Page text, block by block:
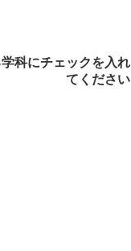
科にチェックを入れ
てください